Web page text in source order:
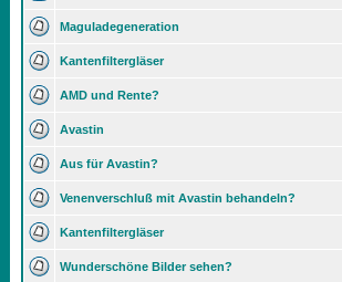
Maguladegeneration
Kantenfiltergläser
AMD und Rente?
Avastin
Aus für Avastin?
Venenverschluß mit Avastin behandeln?
Kantenfiltergläser
Wunderschöne Bilder sehen?